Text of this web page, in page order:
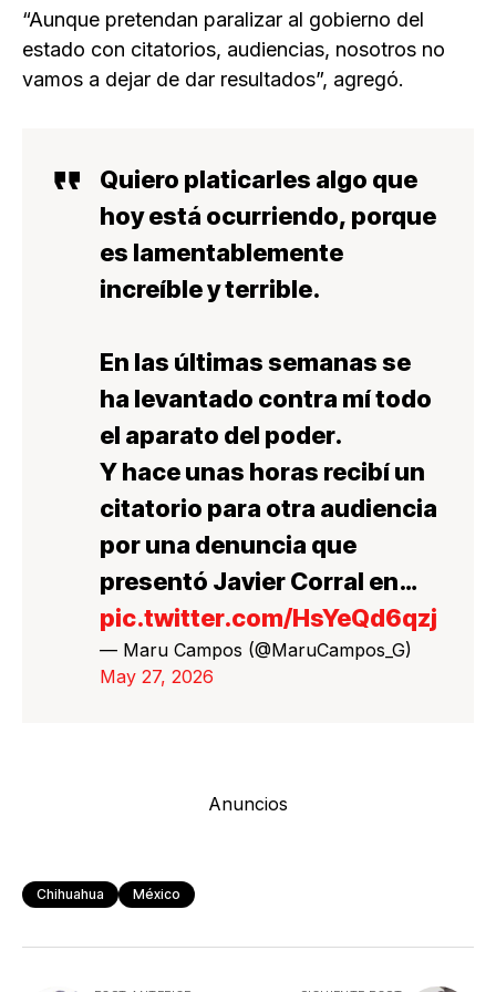
“Aunque pretendan paralizar al gobierno del
estado con citatorios, audiencias, nosotros no
vamos a dejar de dar resultados”, agregó.
Quiero platicarles algo que
hoy está ocurriendo, porque
es lamentablemente
increíble y terrible.
En las últimas semanas se
ha levantado contra mí todo
el aparato del poder.
Y hace unas horas recibí un
citatorio para otra audiencia
por una denuncia que
presentó Javier Corral en…
pic.twitter.com/HsYeQd6qzj
— Maru Campos (@MaruCampos_G)
May 27, 2026
Anuncios
Chihuahua México